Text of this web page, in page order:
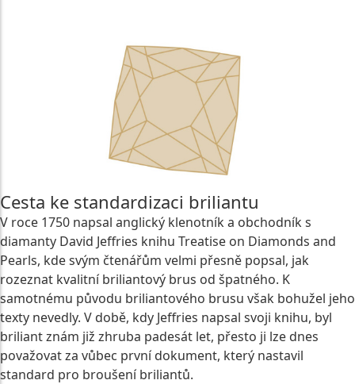
Cesta ke standardizaci briliantu
V roce 1750 napsal anglický klenotník a obchodník s
diamanty David Jeffries knihu Treatise on Diamonds and
Pearls, kde svým čtenářům velmi přesně popsal, jak
rozeznat kvalitní briliantový brus od špatného. K
samotnému původu briliantového brusu však bohužel jeho
texty nevedly. V době, kdy Jeffries napsal svoji knihu, byl
briliant znám již zhruba padesát let, přesto ji lze dnes
považovat za vůbec první dokument, který nastavil
standard pro broušení briliantů.